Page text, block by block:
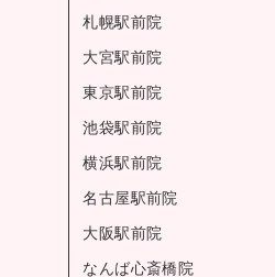
札幌駅前院
大宮駅前院
東京駅前院
池袋駅前院
横浜駅前院
名古屋駅前院
大阪駅前院
なんば心斎橋院